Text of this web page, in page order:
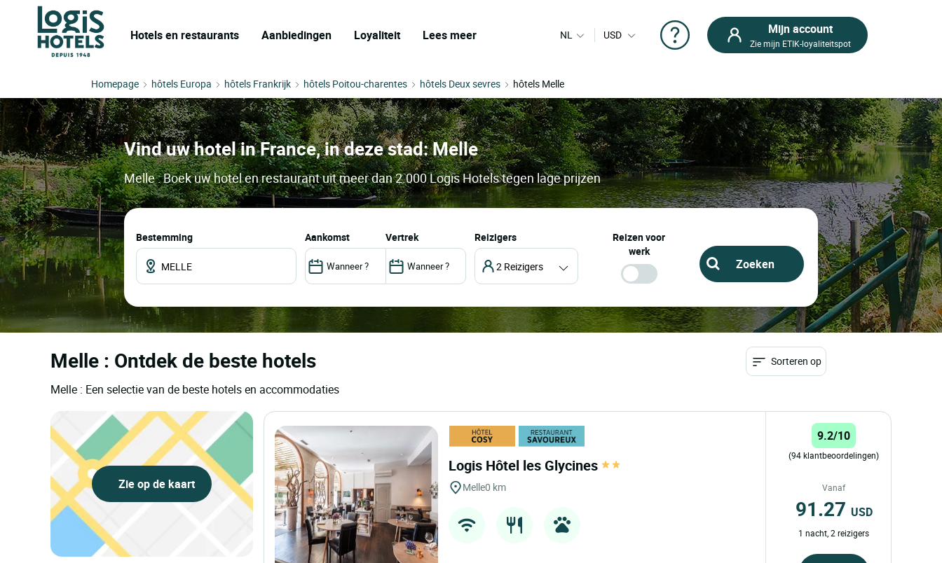
Hotels en restaurants Aanbiedingen Loyaliteit Lees meer NL USD Mijn account
Zie mijn ETIK-loyaliteitspot
Homepage hôtels Europa hôtels Frankrijk hôtels Poitou-charentes hôtels Deux sevres hôtels Melle
Vind uw hotel in France, in deze stad: Melle
Melle : Boek uw hotel en restaurant uit meer dan 2.000 Logis Hotels tegen lage prijzen
Bestemming aankomst vertrek Reizigers
2 Reizigers
Reizen voor
werk
Melle : Ontdek de beste hotels
Melle : Een selectie van de beste hotels en accommodaties
Sorteren op
Zie op de kaart
Logis Hôtel les Glycines
Melle0 km
9.2/10
(94 klantbeoordelingen)
Vanaf
91.27 USD
1 nacht, 2 reizigers